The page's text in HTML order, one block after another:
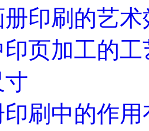
印刷的艺术
页加工的工
刷中的作